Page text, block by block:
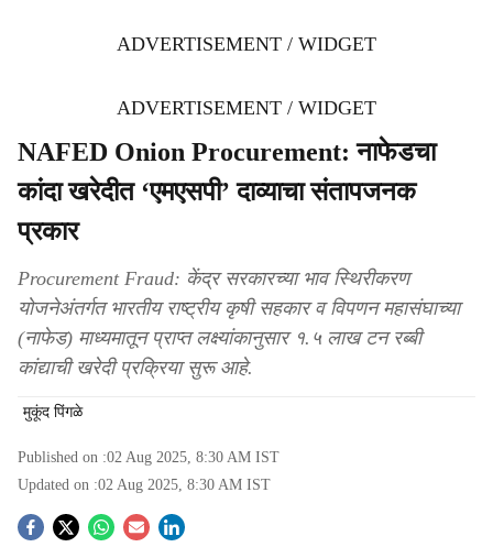
ADVERTISEMENT / WIDGET
ADVERTISEMENT / WIDGET
NAFED Onion Procurement: नाफेडचा
कांदा खरेदीत ‘एमएसपी’ दाव्याचा संतापजनक
प्रकार
Procurement Fraud: केंद्र सरकारच्या भाव स्थिरीकरण
योजनेअंतर्गत भारतीय राष्ट्रीय कृषी सहकार व विपणन महासंघाच्या
(नाफेड) माध्यमातून प्राप्त लक्ष्यांकानुसार १.५ लाख टन रब्बी
कांद्याची खरेदी प्रक्रिया सुरू आहे.
मुकूंद पिंगळे
Published on :02 Aug 2025, 8:30 AM IST
Updated on :02 Aug 2025, 8:30 AM IST
S